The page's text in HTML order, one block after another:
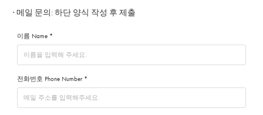
· 메일 문의: 하단 양식 작성 후 제출
이름 Name *
전화번호 Phone Number *